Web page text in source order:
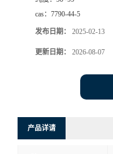
cas： 7790-44-5
发布日期： 2025-02-13
更新日期： 2026-08-07
产品详请